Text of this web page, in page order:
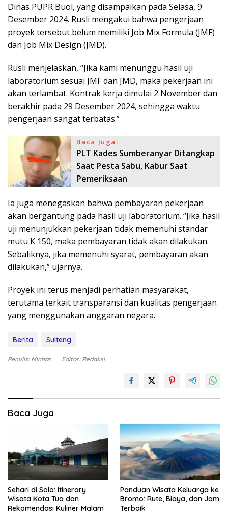
Dinas PUPR Buol, yang disampaikan pada Selasa, 9
Desember 2024. Rusli mengakui bahwa pengerjaan
proyek tersebut belum memiliki Job Mix Formula (JMF)
dan Job Mix Design (JMD).
Rusli menjelaskan, “Jika kami menunggu hasil uji
laboratorium sesuai JMF dan JMD, maka pekerjaan ini
akan terlambat. Kontrak kerja dimulai 2 November dan
berakhir pada 29 Desember 2024, sehingga waktu
pengerjaan sangat terbatas.”
Baca Juga:
PLT Kades Sumberanyar Ditangkap
Saat Pesta Sabu, Kabur Saat
Pemeriksaan
Ia juga menegaskan bahwa pembayaran pekerjaan
akan bergantung pada hasil uji laboratorium. “Jika hasil
uji menunjukkan pekerjaan tidak memenuhi standar
mutu K 150, maka pembayaran tidak akan dilakukan.
Sebaliknya, jika memenuhi syarat, pembayaran akan
dilakukan,” ujarnya.
Proyek ini terus menjadi perhatian masyarakat,
terutama terkait transparansi dan kualitas pengerjaan
yang menggunakan anggaran negara.
Berita Sulteng
Penulis: Minhar Editor: Redaksi
Baca Juga
Sehari di Solo: Itinerary
Wisata Kota Tua dan
Rekomendasi Kuliner Malam
Panduan Wisata Keluarga ke
Bromo: Rute, Biaya, dan Jam
Terbaik